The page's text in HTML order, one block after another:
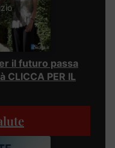
il futuro passa
PER IL